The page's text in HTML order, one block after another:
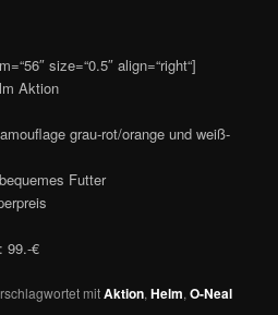
size=“0.5″ align=“right“]
Aktion
grau-rot/orange und weiß-
Futter
99.-€
mitAktion,Helm,O-Neal